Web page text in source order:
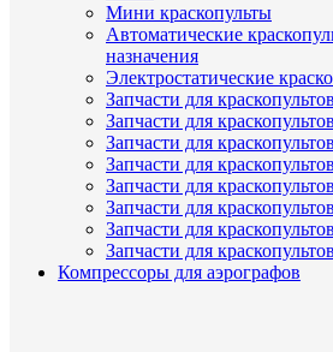
Мини краскопульты
Автоматические
назначения
Электростатические
Запчасти для
Запчасти для
Запчасти для
Запчасти для
Запчасти для
Запчасти для
Запчасти для
Запчасти для
Компрессоры для аэрографов